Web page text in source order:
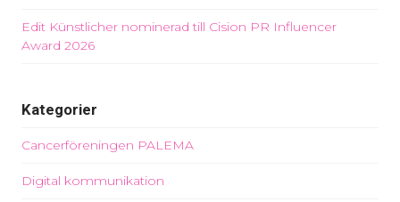
Edit Künstlicher nominerad till Cision PR Influencer
Award 2026
Kategorier
Cancerföreningen PALEMA
Digital kommunikation